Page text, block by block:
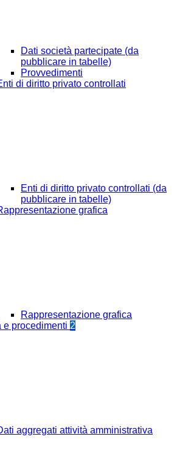
Dati società partecipate (da
pubblicare in tabelle)
Provvedimenti
di diritto privato controllati
Enti di diritto privato controllati (da
pubblicare in tabelle)
grafica
Rappresentazione grafica
e procedimenti 2
aggregati attività amministrativa